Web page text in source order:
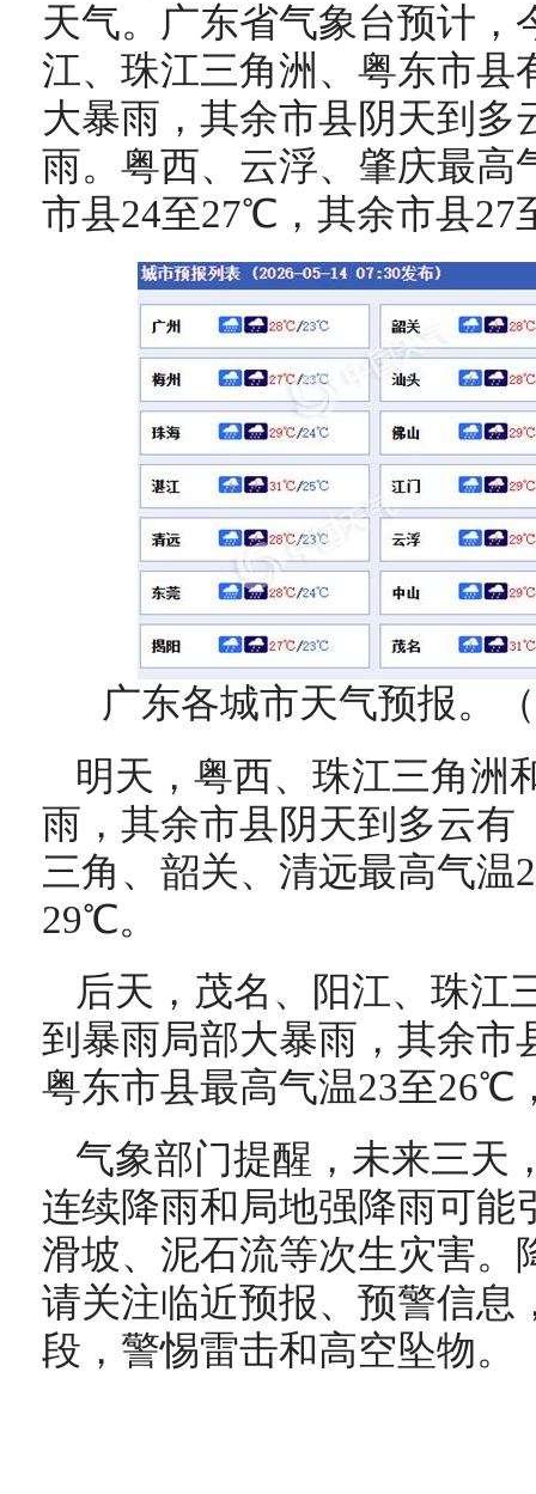
天气。广东省气象台预计，
江、珠江三角洲、粤东市县
大暴雨，其余市县阴天到多
雨。粤西、云浮、肇庆最
市县24至27℃，其余市县27
广东各城市天气预报。
明天，粤西、珠江三角洲
雨，其余市县阴天到多云有
三角、韶关、清远最高气
29℃。
后天，茂名、阳江、珠江
到暴雨局部大暴雨，其余市
粤东市县最高气温23至26℃
气象部门提醒，未来三天
连续降雨和局地强降雨可能
滑坡、泥石流等次生灾害。
请关注临近预报、预警信息
段，警惕雷击和高空坠物。